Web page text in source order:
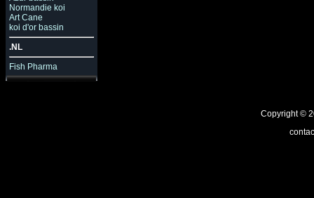
Normandie koi
Art Cane
koi d'or bassin
.NL
Fish Pharma
Copyright ©